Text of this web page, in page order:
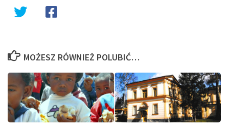
MOŻESZ RÓWNIEŻ POLUBIĆ…